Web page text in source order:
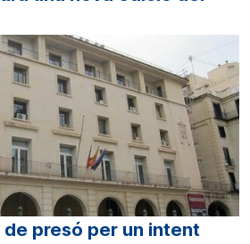
de presó per un intent